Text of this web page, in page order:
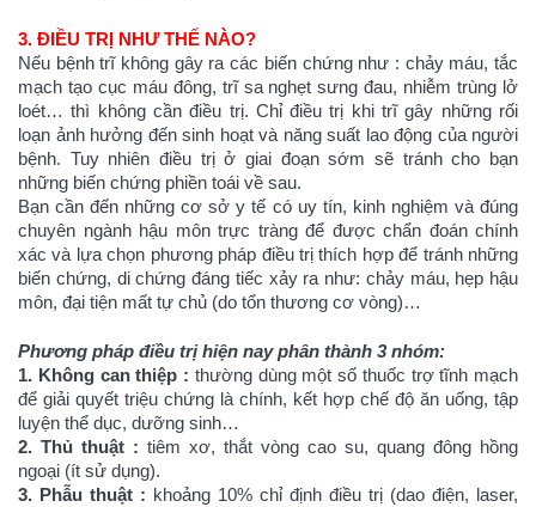
3. ĐIỀU TRỊ NHƯ THẾ NÀO?
Nếu bệnh trĩ không gây ra các biến chứng như : chảy máu, tắc
mạch tạo cục máu đông, trĩ sa nghẹt sưng đau, nhiễm trùng lở
loét… thì không cần điều trị. Chỉ điều trị khi trĩ gây những rối
loạn ảnh hưởng đến sinh hoạt và năng suất lao động của người
bệnh. Tuy nhiên điều trị ở giai đoạn sớm sẽ tránh cho bạn
những biến chứng phiền toái về sau.
Bạn cần đến những cơ sở y tế có uy tín, kinh nghiệm và đúng
chuyên ngành hậu môn trực tràng để được chẩn đoán chính
xác và lựa chọn phương pháp điều trị thích hợp để tránh những
biến chứng, di chứng đáng tiếc xảy ra như: chảy máu, hẹp hậu
môn, đại tiện mất tự chủ (do tổn thương cơ vòng)…
Phương pháp điều trị hiện nay phân thành 3 nhóm:
1. Không can thiệp : thường dùng một số thuốc trợ tĩnh mạch
để giải quyết triệu chứng là chính, kết hợp chế độ ăn uống, tập
luyện thể dục, dưỡng sinh…
2. Thủ thuật : tiêm xơ, thắt vòng cao su, quang đông hồng
ngoại (ít sử dụng).
3. Phẫu thuật : khoảng 10% chỉ định điều trị (dao điện, laser,